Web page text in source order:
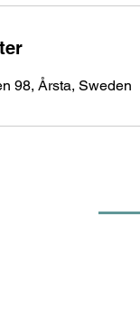
98, Årsta, Sweden